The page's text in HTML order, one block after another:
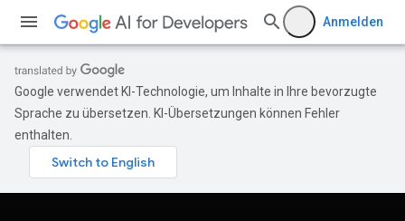
Anmelden
Google verwendet KI-Technologie, um Inhalte in Ihre bevorzugte
Sprache zu übersetzen. KI-Übersetzungen können Fehler
enthalten.